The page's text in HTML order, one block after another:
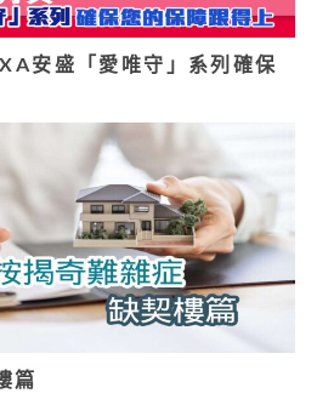
安盛「愛唯守」系列確保
篇